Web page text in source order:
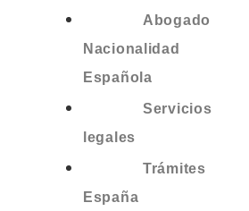
Abogado
Nacionalidad
Española
Servicios
legales
Trámites
España